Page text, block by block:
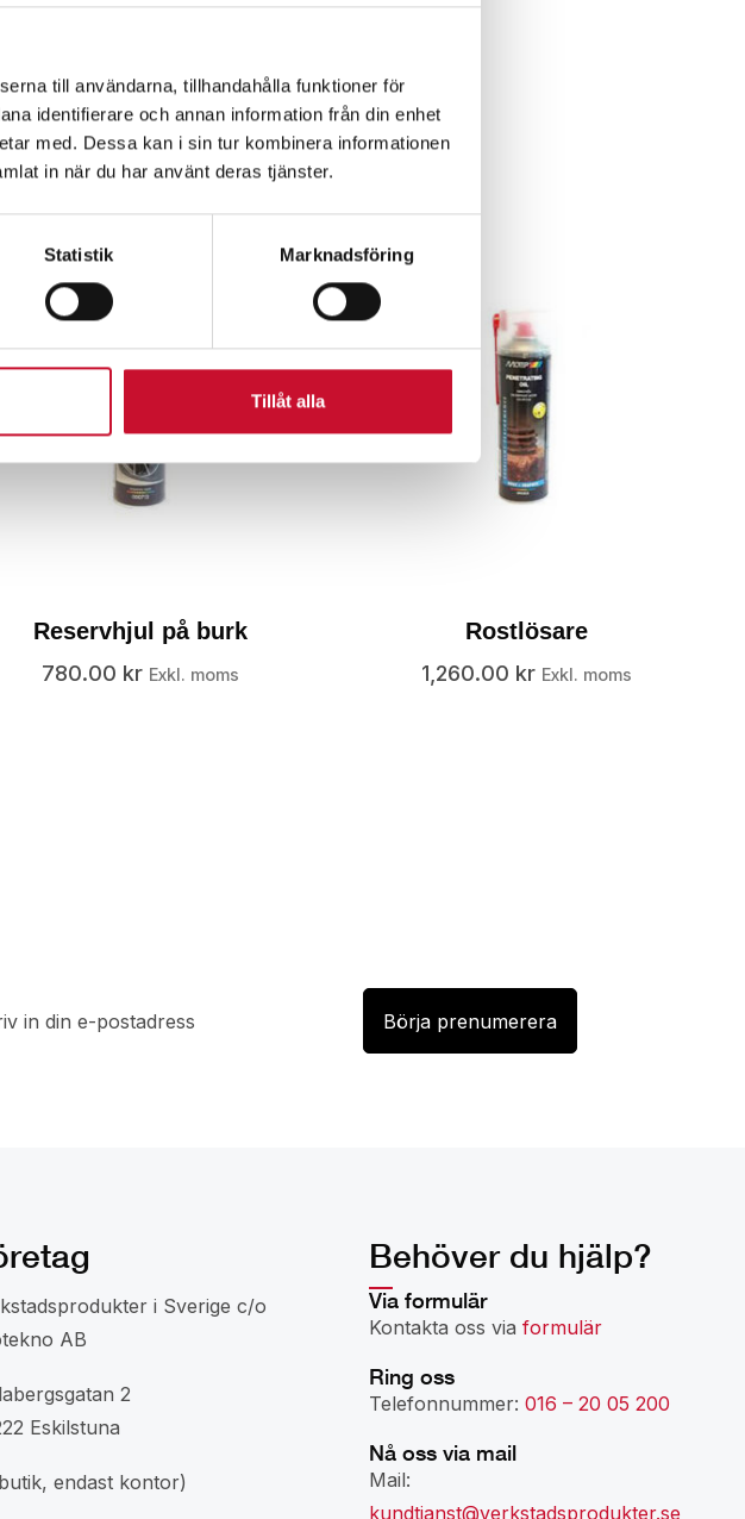
till användarna, tillhandahålla funktioner för
identifierare och annan information från din enhet
med. Dessa kan i sin tur kombinera informationen
in när du har använt deras tjänster.
Statistik Marknadsföring
Tillåt alla
Reservhjul på burk
780.00 kr Exkl. moms
Rostlösare
1,260.00 kr Exkl. moms
i Sverige c/o
AB
2
Eskilstuna
endast kontor)
Behöver du hjälp?
Via formulär
Kontakta oss via formulär
Ring oss
Telefonnummer: 016 – 20 05 200
Nå oss via mail
Mail:
kundtjanst@verkstadsprodukter.se